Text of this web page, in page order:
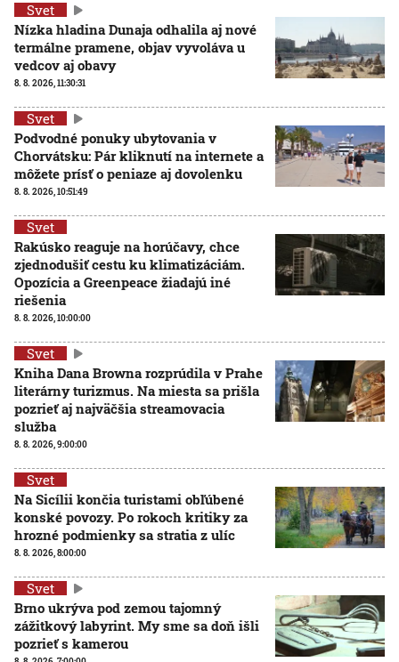
Svet
Nízka hladina Dunaja odhalila aj nové
termálne pramene, objav vyvoláva u
vedcov aj obavy
8. 8. 2026, 11:30:31
Svet
Podvodné ponuky ubytovania v
Chorvátsku: Pár kliknutí na internete a
môžete prísť o peniaze aj dovolenku
8. 8. 2026, 10:51:49
Svet
Rakúsko reaguje na horúčavy, chce
zjednodušiť cestu ku klimatizáciám.
Opozícia a Greenpeace žiadajú iné
riešenia
8. 8. 2026, 10:00:00
Svet
Kniha Dana Browna rozprúdila v Prahe
literárny turizmus. Na miesta sa prišla
pozrieť aj najväčšia streamovacia
služba
8. 8. 2026, 9:00:00
Svet
Na Sicílii končia turistami obľúbené
konské povozy. Po rokoch kritiky za
hrozné podmienky sa stratia z ulíc
8. 8. 2026, 8:00:00
Svet
Brno ukrýva pod zemou tajomný
zážitkový labyrint. My sme sa doň išli
pozrieť s kamerou